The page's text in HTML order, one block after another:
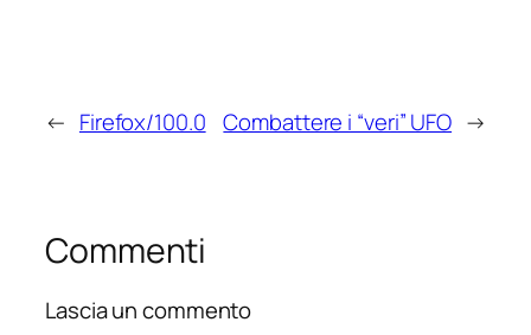
← Firefox/100.0 Combattere i “veri” UFO →
Commenti
Lascia un commento